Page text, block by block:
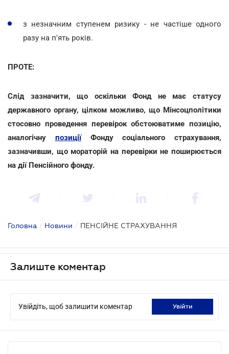
з незначним ступенем ризику - не частіше одного
разу на п'ять років.
ПРОТЕ:
Слід зазначити, що оскільки Фонд не має статусу
державного органу, цілком можливо, що Мінсоцполітики
стосовно проведення перевірок обстоюватиме позицію,
аналогічну позиціїФонду соціального страхування,
зазначивши, що мораторій на перевірки не поширюється
на дії Пенсійного фонду.
Головна / Новини / ПЕНСІЙНЕ СТРАХУВАННЯ
Залиште коментар
Увійдіть, щоб залишити коментар увійти